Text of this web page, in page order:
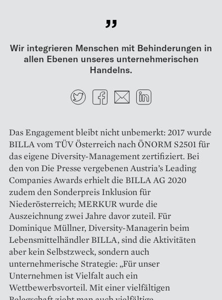
Wir integrieren Menschen mit Behinderungen in
allen Ebenen unseres unternehmerischen
Handelns.
TwitterFacebook
E-mail
Das Engagement bleibt nicht unbemerkt: 2017 wurde
BILLA vom TÜV Österreich nach ÖNORM S2501 für
das eigene Diversity-Management zertifiziert. Bei
den von Die Presse vergebenen Austria’s Leading
Companies Awards erhielt die BILLA AG 2020
zudem den Sonderpreis Inklusion für
Niederösterreich; MERKUR wurde die
Auszeichnung zwei Jahre davor zuteil. Für
Dominique Müllner, Diversity-­Managerin beim
Lebensmittelhändler BILLA, sind die Aktivitäten
aber kein Selbstzweck, sondern auch
unternehmerische Strategie: „Für unser
Unternehmen ist Vielfalt auch ein
Wettbewerbsvorteil. Mit einer vielfältigen